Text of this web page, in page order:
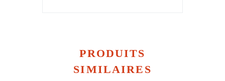
PRODUITS
SIMILAIRES